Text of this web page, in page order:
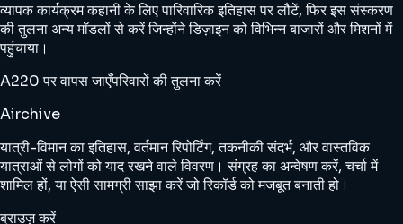
व्यापक कार्यक्रम कहानी के लिए पारिवारिक इतिहास पर लौटें, फिर इस संस्करण
की तुलना अन्य मॉडलों से करें जिन्होंने डिज़ाइन को विभिन्न बाजारों और मिशनों में
पहुंचाया।
A220 पर वापस जाएँपरिवारों की तुलना करें
Airchive
यात्री-विमान का इतिहास, वर्तमान रिपोर्टिंग, तकनीकी संदर्भ, और वास्तविक
यात्राओं से लोगों को याद रखने वाले विवरण। संग्रह का अन्वेषण करें, चर्चा में
शामिल हों, या ऐसी सामग्री साझा करें जो रिकॉर्ड को मजबूत बनाती हो।
ब्राउज़ करें